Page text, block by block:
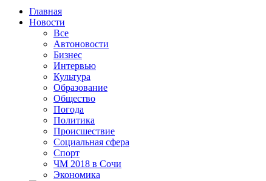
Главная
Новости
Все
Автоновости
Бизнес
Интервью
Культура
Образование
Общество
Погода
Политика
Происшествие
Социальная сфера
Спорт
ЧМ 2018 в Сочи
Экономика